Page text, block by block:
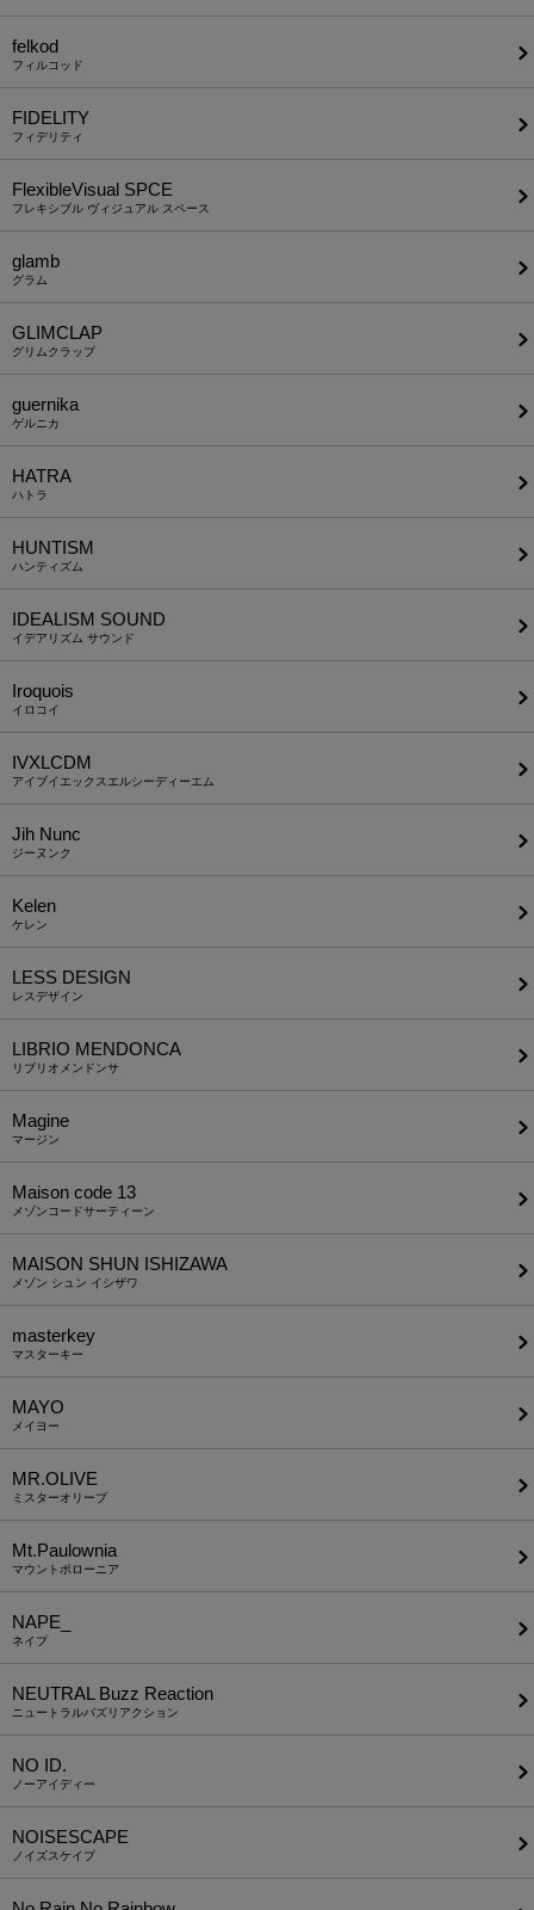
felkod
フィルコッド
FIDELITY
フィデリティ
FlexibleVisual SPCE
フレキシブル ヴィジュアル スペース
glamb
グラム
GLIMCLAP
グリムクラップ
guernika
ゲルニカ
HATRA
ハトラ
HUNTISM
ハンティズム
IDEALISM SOUND
イデアリズム サウンド
Iroquois
イロコイ
IVXLCDM
アイブイエックスエルシーディーエム
Jih Nunc
ジーヌンク
Kelen
ケレン
LESS DESIGN
レスデザイン
LIBRIO MENDONCA
リブリオメンドンサ
Magine
マージン
Maison code 13
メゾンコードサーティーン
MAISON SHUN ISHIZAWA
メゾン シュン イシザワ
masterkey
マスターキー
MAYO
メイヨー
MR.OLIVE
ミスターオリーブ
Mt.Paulownia
マウントポローニア
NAPE_
ネイプ
NEUTRAL Buzz Reaction
ニュートラルバズリアクション
NO ID.
ノーアイディー
NOISESCAPE
ノイズスケイプ